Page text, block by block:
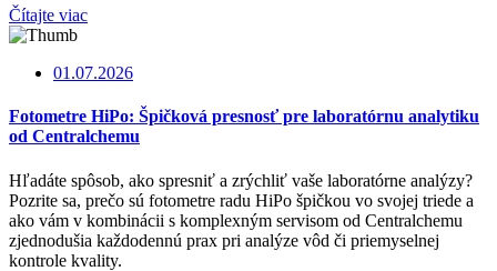
Čítajte viac
01.07.2026
Fotometre HiPo: Špičková presnosť pre laboratórnu analytiku
od Centralchemu
Hľadáte spôsob, ako spresniť a zrýchliť vaše laboratórne analýzy?
Pozrite sa, prečo sú fotometre radu HiPo špičkou vo svojej triede a
ako vám v kombinácii s komplexným servisom od Centralchemu
zjednodušia každodennú prax pri analýze vôd či priemyselnej
kontrole kvality.